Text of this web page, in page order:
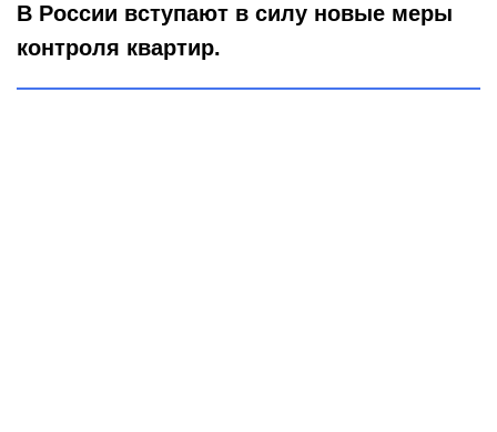
В России вступают в силу новые меры
контроля квартир.